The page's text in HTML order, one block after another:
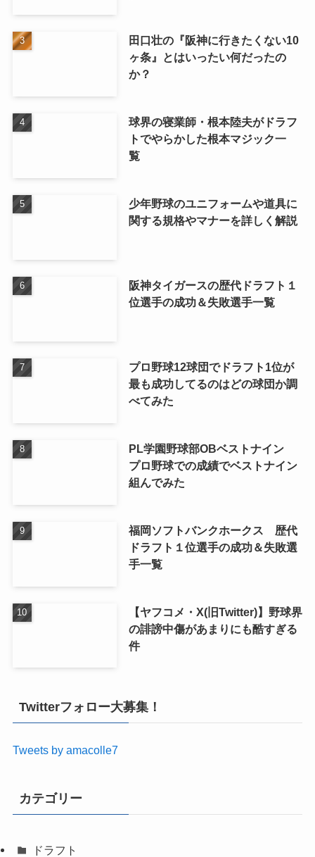
田口壮の『阪神に行きたくない10
ヶ条』とはいったい何だったの
か？
球界の寝業師・根本陸夫がドラフ
トでやらかした根本マジック一
覧
少年野球のユニフォームや道具に
関する規格やマナーを詳しく解説
阪神タイガースの歴代ドラフト１
位選手の成功＆失敗選手一覧
プロ野球12球団でドラフト1位が
最も成功してるのはどの球団か調
べてみた
PL学園野球部OBベストナイン
プロ野球での成績でベストナイン
組んでみた
福岡ソフトバンクホークス 歴代
ドラフト１位選手の成功＆失敗選
手一覧
【ヤフコメ・X(旧Twitter)】野球界
の誹謗中傷があまりにも酷すぎる
件
Twitterフォロー大募集！
Tweets by amacolle7
カテゴリー
ドラフト